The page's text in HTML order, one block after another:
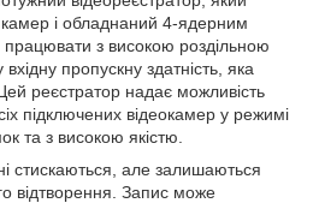
і обладнаний 4-ядерним
з високою роздільною
пропускну здатність, яка
реєстратор надає можливість
підключених відеокамер у режимі
та з високою якістю.
стискаються, але залишаються
відтворення. Запис може